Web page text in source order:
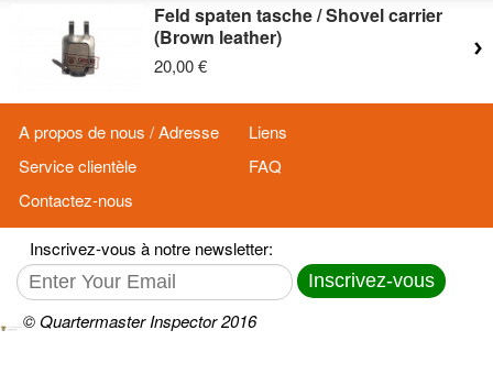
Feld spaten tasche / Shovel carrier
(Brown leather)
20,00 €
A propos de nous / Adresse
Liens
Service clientèle
FAQ
Contactez-nous
Inscrivez-vous à notre newsletter:
Inscrivez-vous
© Quartermaster Inspector 2016